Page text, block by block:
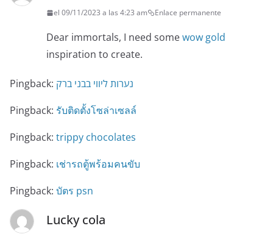
el 09/11/2023 a las 4:23 am Enlace permanente
Dear immortals, I need somewow gold
inspiration to create.
Pingback: נערות ליווי בבני ברק
Pingback: รับติดตั้งโซล่าเซลล์
Pingback: trippy chocolates
Pingback: เช่ารถตู้พร้อมคนขับ
Pingback: บัตร psn
Lucky cola